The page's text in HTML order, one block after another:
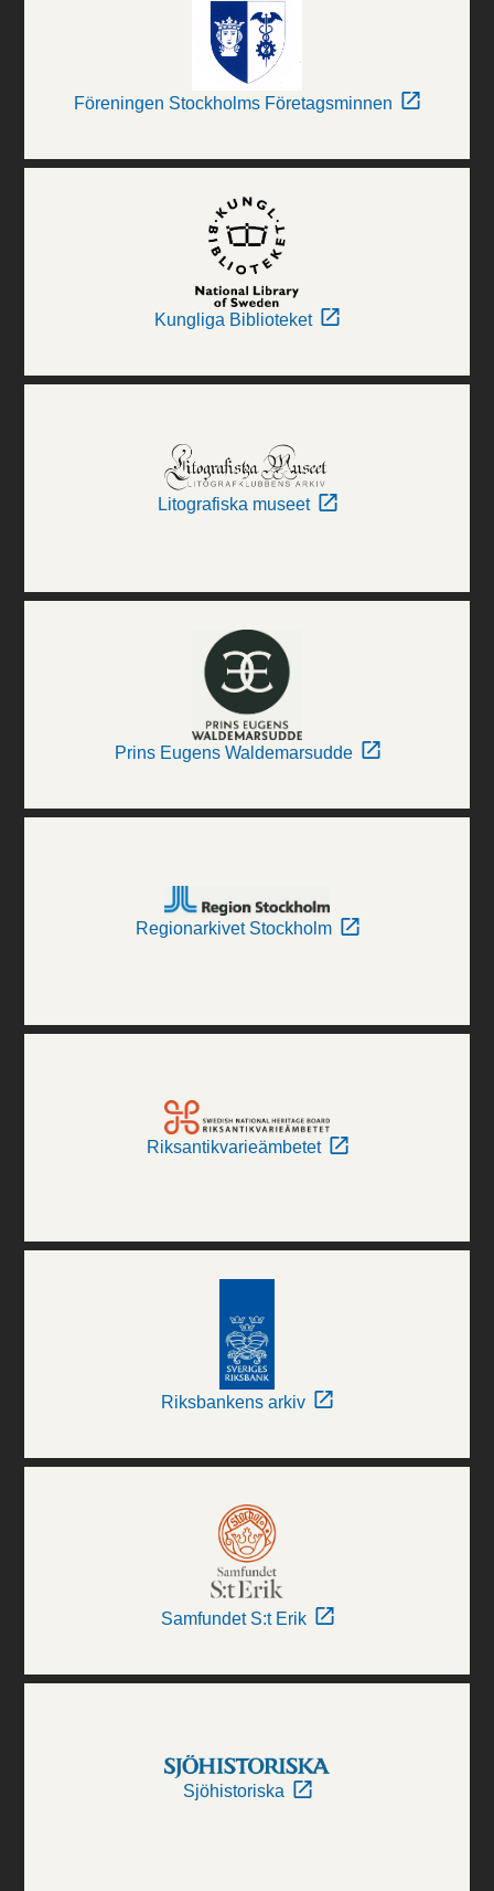
Föreningen Stockholms Företagsminnen
Kungliga Biblioteket
Litografiska museet
Prins Eugens Waldemarsudde
Regionarkivet Stockholm
Riksantikvarieämbetet
Riksbankens arkiv
Samfundet S:t Erik
Sjöhistoriska